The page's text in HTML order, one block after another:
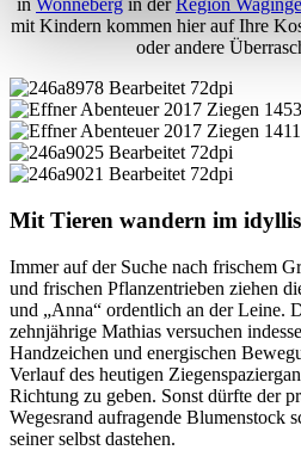
in Wonneberg in derRegion
mit Kindern kommen hier auf Ihre
oder andere
Mit Tieren wandern im
Immer auf der Suche nach frischem
und frischen Pflanzentrieben ziehen
und „Anna“ ordentlich an der Leine.
zehnjährige Mathias versuchen
Handzeichen und energischen
Verlauf des heutigen
Richtung zu geben. Sonst dürfte der
Wegesrand aufragende Blumenstock
seiner selbst dastehen.